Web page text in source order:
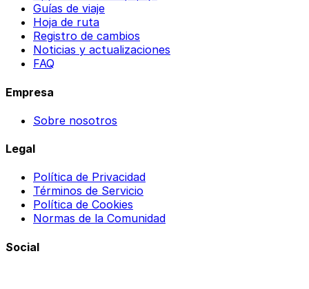
Guías de viaje
Hoja de ruta
Registro de cambios
Noticias y actualizaciones
FAQ
Empresa
Sobre nosotros
Legal
Política de Privacidad
Términos de Servicio
Política de Cookies
Normas de la Comunidad
Social